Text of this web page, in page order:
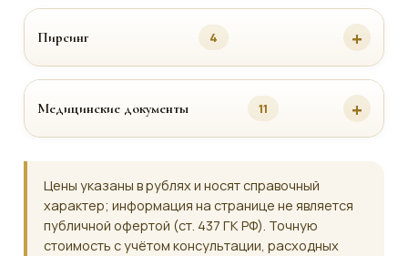
Пирсинг 4
Медицинские документы 11
Цены указаны в рублях и носят справочный
характер; информация на странице не является
публичной офертой (ст. 437 ГК РФ). Точную
стоимость с учётом консультации, расходных